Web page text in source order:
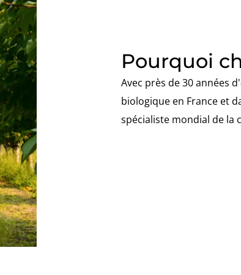
Pourquoi
Avec près de 30 années
biologique en France et
spécialiste mondial de la